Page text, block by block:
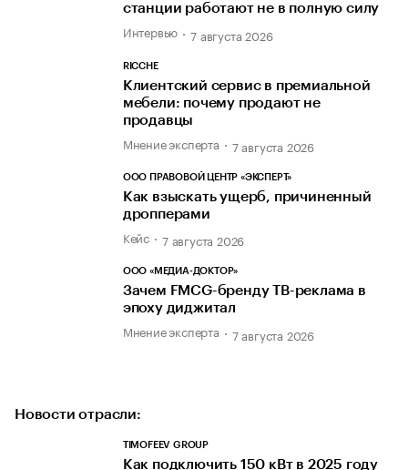
станции работают не в полную силу
Интервью 7 августа 2026
RICCHE
Клиентский сервис в премиальной
мебели: почему продают не
продавцы
Мнение эксперта 7 августа 2026
ООО ПРАВОВОЙ ЦЕНТР «ЭКСПЕРТ»
Как взыскать ущерб, причиненный
дропперами
Кейс 7 августа 2026
ООО «МЕДИА-ДОКТОР»
Зачем FMCG-бренду ТВ-реклама в
эпоху диджитал
Мнение эксперта 7 августа 2026
Новости отрасли:
TIMOFEEV GROUP
Как подключить 150 кВт в 2025 году